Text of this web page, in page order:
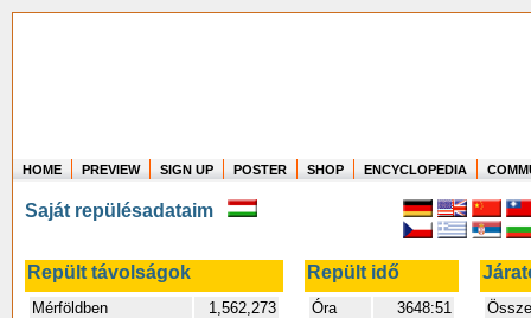
Where in the world have you flown?
How long have you been in the air?
Create your own FlightMemory and see!
HOME PREVIEW SIGN UP POSTER SHOP ENCYCLOPEDIA
Saját repülésadataim
Repült távolságok Repült idő
Mérföldben
1,562,273
Óra
3648:51